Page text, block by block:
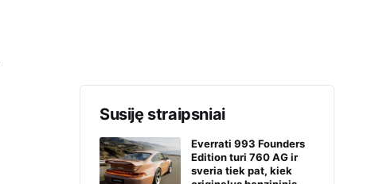
Susiję straipsniai
Everrati 993 Founders
Edition turi 760 AG ir
sveria tiek pat, kiek